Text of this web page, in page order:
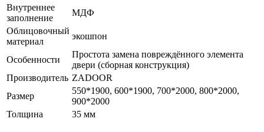
Внутреннее
заполнение
МДФ
Облицовочный
материал
экошпон
Особенности
Простота замена повреждённого элемента
двери (сборная конструкция)
Производитель ZADOOR
Размер
550*1900, 600*1900, 700*2000, 800*2000,
900*2000
Толщина
35 мм